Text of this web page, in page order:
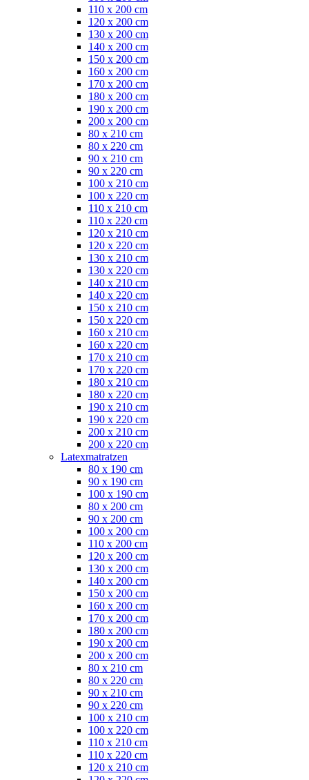
110 x 200 cm
120 x 200 cm
130 x 200 cm
140 x 200 cm
150 x 200 cm
160 x 200 cm
170 x 200 cm
180 x 200 cm
190 x 200 cm
200 x 200 cm
80 x 210 cm
80 x 220 cm
90 x 210 cm
90 x 220 cm
100 x 210 cm
100 x 220 cm
110 x 210 cm
110 x 220 cm
120 x 210 cm
120 x 220 cm
130 x 210 cm
130 x 220 cm
140 x 210 cm
140 x 220 cm
150 x 210 cm
150 x 220 cm
160 x 210 cm
160 x 220 cm
170 x 210 cm
170 x 220 cm
180 x 210 cm
180 x 220 cm
190 x 210 cm
190 x 220 cm
200 x 210 cm
200 x 220 cm
Latexmatratzen
80 x 190 cm
90 x 190 cm
100 x 190 cm
80 x 200 cm
90 x 200 cm
100 x 200 cm
110 x 200 cm
120 x 200 cm
130 x 200 cm
140 x 200 cm
150 x 200 cm
160 x 200 cm
170 x 200 cm
180 x 200 cm
190 x 200 cm
200 x 200 cm
80 x 210 cm
80 x 220 cm
90 x 210 cm
90 x 220 cm
100 x 210 cm
100 x 220 cm
110 x 210 cm
110 x 220 cm
120 x 210 cm